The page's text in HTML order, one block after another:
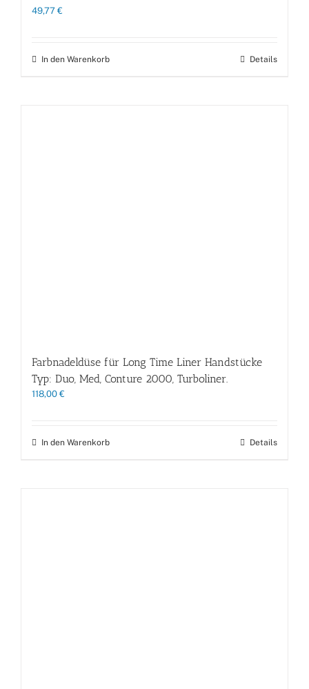
49,77 €
In den Warenkorb Details
Farbnadeldüse für Long Time Liner Handstücke
Typ: Duo, Med, Conture 2000, Turboliner.
118,00 €
In den Warenkorb Details